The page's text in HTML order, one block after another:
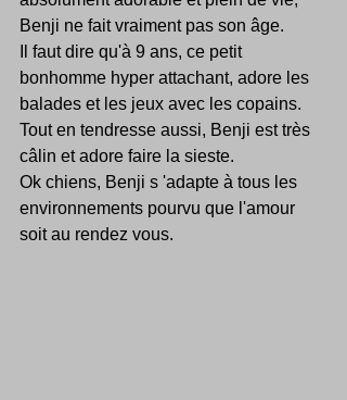
Benji ne fait vraiment pas son âge.
Il faut dire qu'à 9 ans, ce petit
bonhomme hyper attachant, adore les
balades et les jeux avec les copains.
Tout en tendresse aussi, Benji est très
câlin et adore faire la sieste.
Ok chiens, Benji s 'adapte à tous les
environnements pourvu que l'amour
soit au rendez vous.